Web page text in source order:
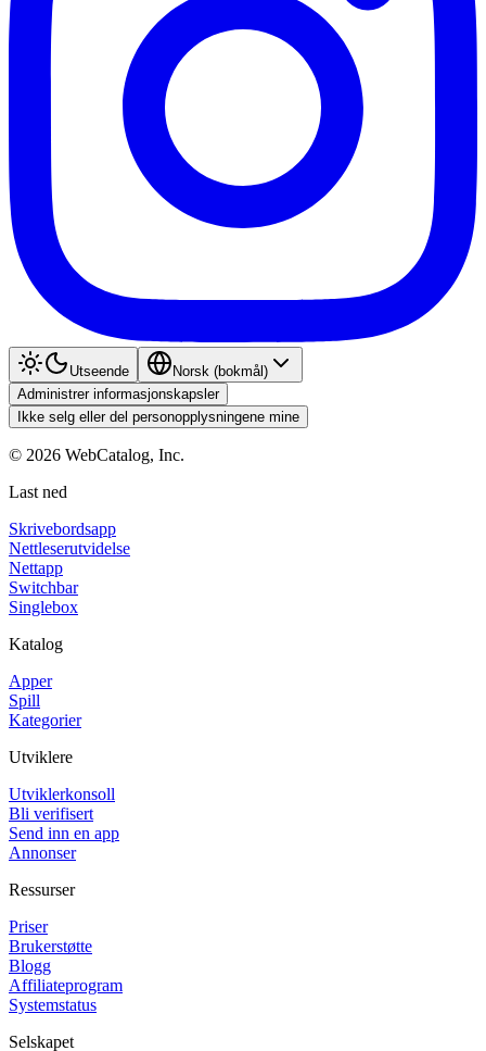
Utseende
Norsk (bokmål)
Administrer informasjonskapsler
Ikke selg eller del personopplysningene mine
© 2026 WebCatalog, Inc.
Last ned
Skrivebordsapp
Nettleserutvidelse
Nettapp
Switchbar
Singlebox
Katalog
Apper
Spill
Kategorier
Utviklere
Utviklerkonsoll
Bli verifisert
Send inn en app
Annonser
Ressurser
Priser
Brukerstøtte
Blogg
Affiliateprogram
Systemstatus
Selskapet